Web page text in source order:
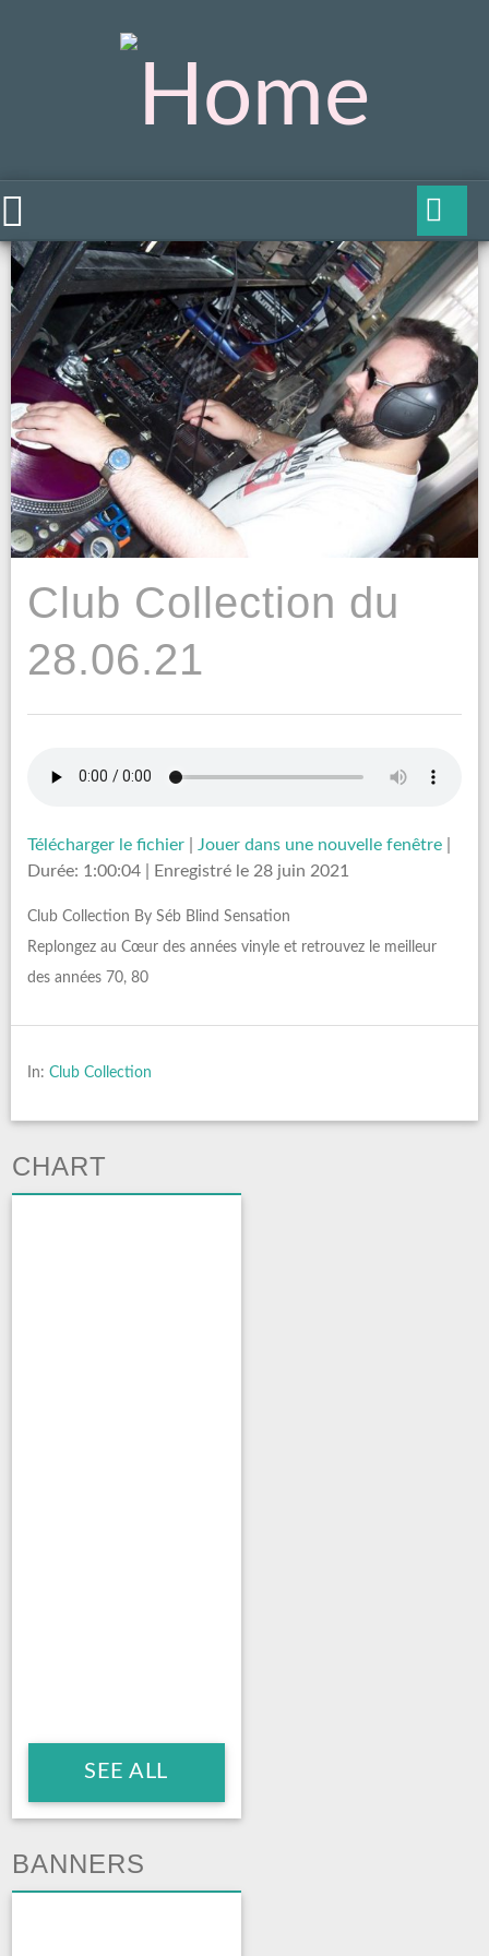
Club Collection du
28.06.21
Télécharger le fichier Jouer dans une nouvelle fenêtre
Durée: 1:00:04
Enregistré le 28 juin 2021
Club Collection By Séb Blind Sensation
Replongez au Cœur des années vinyle et retrouvez le meilleur
des années 70, 80
In: Club Collection
CHART
SEE ALL
BANNERS